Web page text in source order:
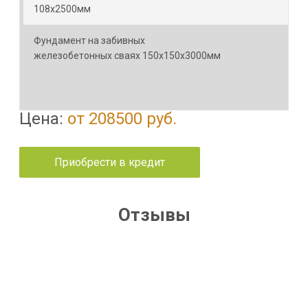
108х2500мм
Фундамент на забивных
железобетонных сваях 150х150х3000мм
Цена: от 208500 руб.
Приобрести в кредит
Отзывы